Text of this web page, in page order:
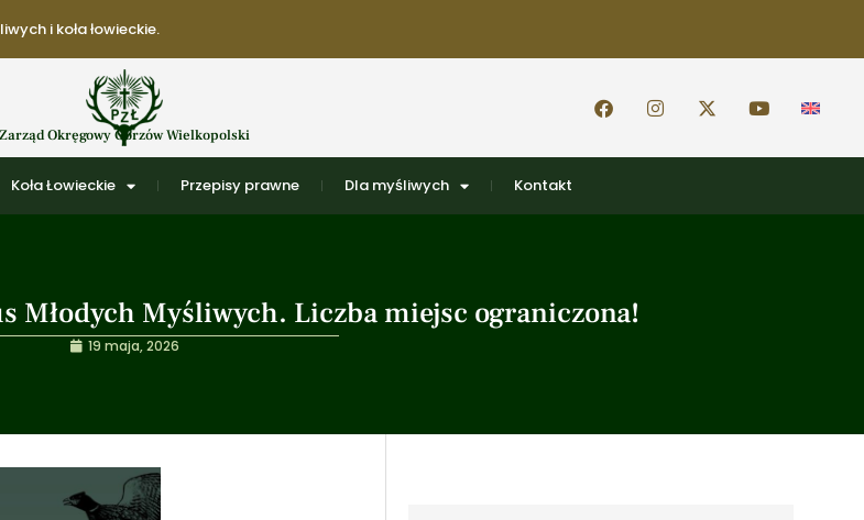
i koła łowieckie.
Zarząd Okręgowy Gorzów Wielkopolski
Koła Łowieckie Przepisy prawne Dla myśliwych Kontakt
Młodych Myśliwych. Liczba miejsc ograniczona!
19 maja, 2026